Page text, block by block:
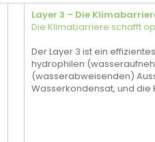
Layer 3 – Die
Die Klimabarriere schafft
Der Layer 3 ist ein
hydrophilen
(wasserabweisenden)
Wasserkondensat, und die